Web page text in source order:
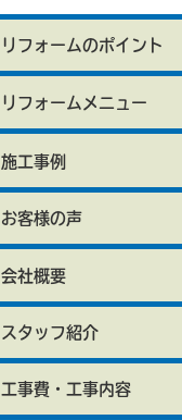
リフォームのポイント
リフォームメニュー
施工事例
お客様の声
会社概要
スタッフ紹介
工事費・工事内容